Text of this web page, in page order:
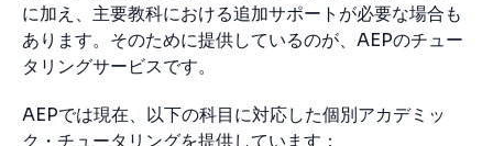
に加え、主要教科における追加サポートが必要な場合も
あります。そのために提供しているのが、AEPのチュー
タリングサービスです。
AEPでは現在、以下の科目に対応した個別アカデミッ
ク・チュータリングを提供しています：